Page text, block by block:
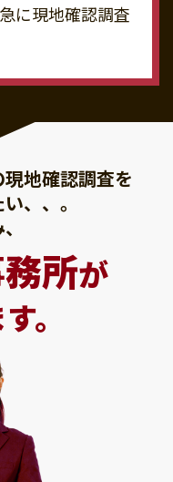
に現地確認調査
地確認調査を
、、。
所が
。